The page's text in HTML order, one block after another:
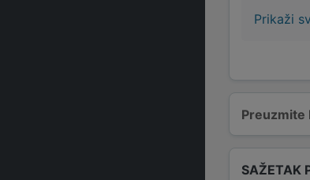
Preuzmite
Prikaži
SAŽETAK